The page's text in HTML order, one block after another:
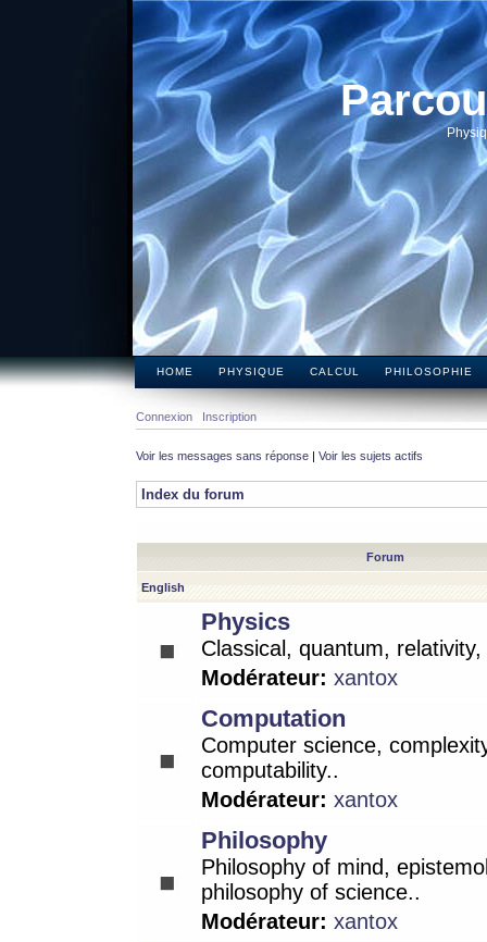
HOME PHYSIQUE CALCUL PHILOSOPHIE
Connexion Inscription
Voir les messages sans réponse | Voir les sujets actifs
Index du forum
Forum
English
Physics
Classical, quantum,
Modérateur: xantox
Computation
Computer science,
computability..
Modérateur: xantox
Philosophy
Philosophy of mind,
philosophy of science..
Modérateur: xantox